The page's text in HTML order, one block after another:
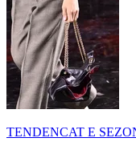
TENDENCAT E